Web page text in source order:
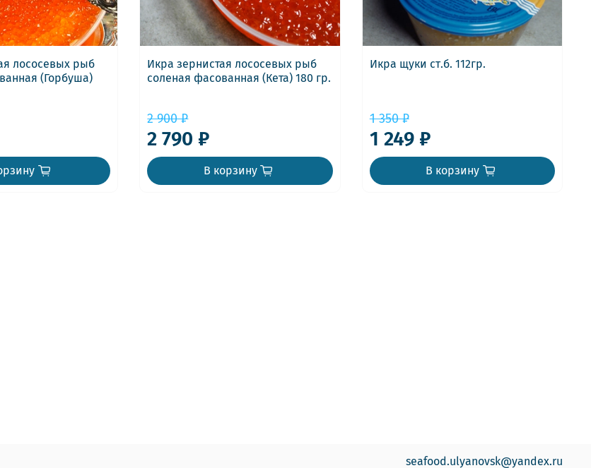
лососевых рыб
(Горбуша)
Икра зернистая лососевых рыб
соленая фасованная (Кета) 180 гр.
2 900 ₽
2 790 ₽
В корзину
Икра щуки ст.б. 112гр.
1 350 ₽
1 249 ₽
В корзину
seafood.ulyanovsk@yandex.ru